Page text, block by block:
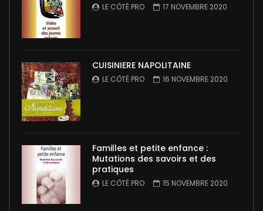
LE CÔTÉ PRO 17 NOVEMBRE 2020
CUISINIERE NAPOLITAINE
LE CÔTÉ PRO 16 NOVEMBRE 2020
Familles et petite enfance :
Mutations des savoirs et des
pratiques
LE CÔTÉ PRO 15 NOVEMBRE 2020